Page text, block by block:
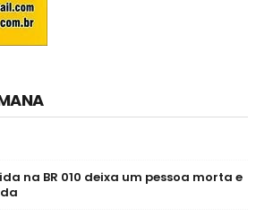
na BR 010 deixa um pessoa morta e